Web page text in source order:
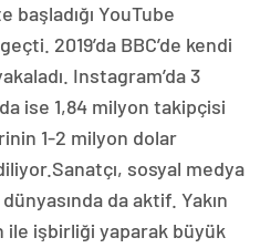
başladığı YouTube
2019’da BBC’de kendi
Instagram’da 3
ise 1,84 milyon takipçisi
1-2 milyon dolar
sosyal medya
da aktif. Yakın
ile işbirliği yaparak büyük